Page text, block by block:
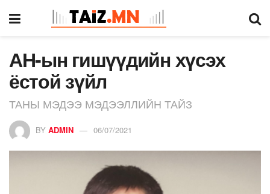
АН-ын гишүүдийн хүсэх
ёстой зүйл
ТАНЫ МЭДЭЭ МЭДЭЭЛЛИЙН ТАЙЗ
BY ADMIN 06/07/2021